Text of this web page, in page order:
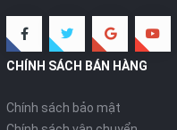
CHÍNH SÁCH BÁN HÀNG
Chính sách bảo mật